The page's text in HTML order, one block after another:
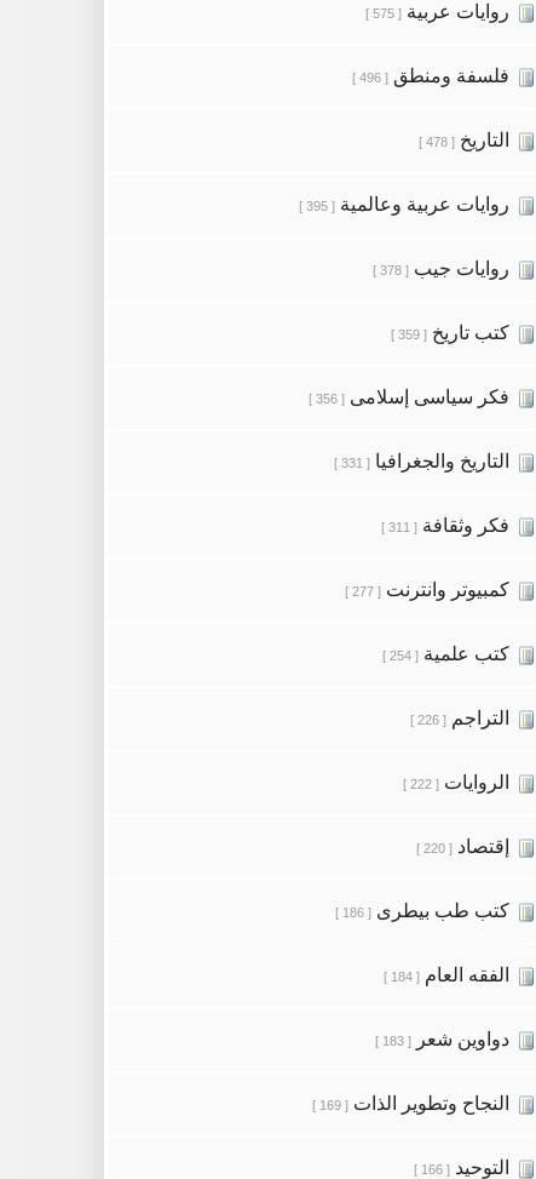
روايات عربية [ 575 ]
فلسفة ومنطق [ 496 ]
التاريخ [ 478 ]
روايات عربية وعالمية [ 395 ]
روايات جيب [ 378 ]
كتب تاريخ [ 359 ]
فكر سياسى إسلامى [ 356 ]
التاريخ والجغرافيا [ 331 ]
فكر وثقافة [ 311 ]
كمبيوتر وانترنت [ 277 ]
كتب علمية [ 254 ]
التراجم [ 226 ]
الروايات [ 222 ]
إقتصاد [ 220 ]
كتب طب بيطرى [ 186 ]
الفقه العام [ 184 ]
دواوين شعر [ 183 ]
النجاح وتطوير الذات [ 169 ]
التوحيد [ 166 ]